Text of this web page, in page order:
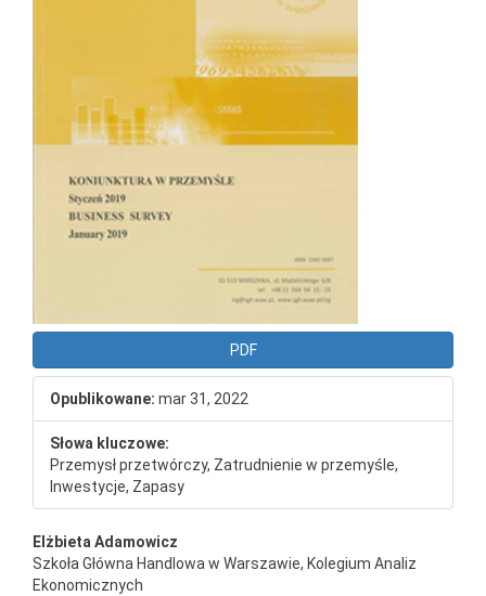
PDF
Opublikowane: mar 31, 2022
Słowa kluczowe:
Przemysł przetwórczy, Zatrudnienie w przemyśle,
Inwestycje, Zapasy
Elżbieta Adamowicz
Szkoła Główna Handlowa w Warszawie, Kolegium Analiz
Ekonomicznych